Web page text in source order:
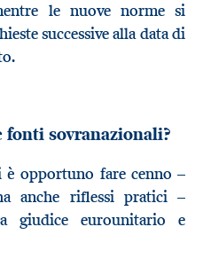
le nuove norme si
successive alla data di
fonti sovranazionali?
è opportuno fare cenno –
anche riflessi pratici –
giudice eurounitario e